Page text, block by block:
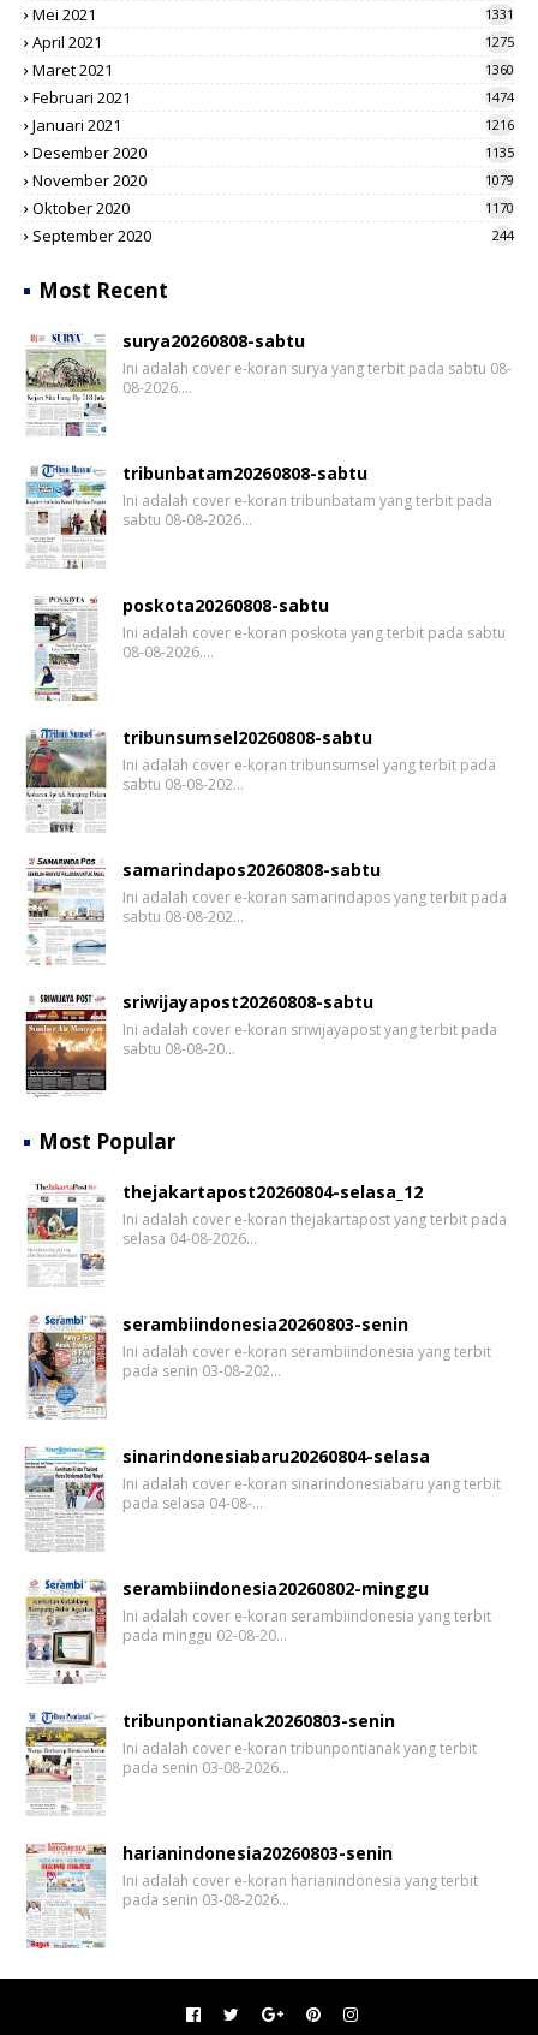
Mei 2021 1331
April 2021 1275
Maret 2021 1360
Februari 2021 1474
Januari 2021 1216
Desember 2020 1135
November 2020 1079
Oktober 2020 1170
September 2020 244
Most Recent
surya20260808-sabtu
Ini adalah cover e-koran surya yang terbit pada sabtu 08-
08-2026.…
tribunbatam20260808-sabtu
Ini adalah cover e-koran tribunbatam yang terbit pada
sabtu 08-08-2026…
poskota20260808-sabtu
Ini adalah cover e-koran poskota yang terbit pada sabtu
08-08-2026.…
tribunsumsel20260808-sabtu
Ini adalah cover e-koran tribunsumsel yang terbit pada
sabtu 08-08-202…
samarindapos20260808-sabtu
Ini adalah cover e-koran samarindapos yang terbit pada
sabtu 08-08-202…
sriwijayapost20260808-sabtu
Ini adalah cover e-koran sriwijayapost yang terbit pada
sabtu 08-08-20…
Most Popular
thejakartapost20260804-selasa_12
Ini adalah cover e-koran thejakartapost yang terbit pada
selasa 04-08-2026…
serambiindonesia20260803-senin
Ini adalah cover e-koran serambiindonesia yang terbit
pada senin 03-08-202…
sinarindonesiabaru20260804-selasa
Ini adalah cover e-koran sinarindonesiabaru yang terbit
pada selasa 04-08-…
serambiindonesia20260802-minggu
Ini adalah cover e-koran serambiindonesia yang terbit
pada minggu 02-08-20…
tribunpontianak20260803-senin
Ini adalah cover e-koran tribunpontianak yang terbit
pada senin 03-08-2026…
harianindonesia20260803-senin
Ini adalah cover e-koran harianindonesia yang terbit
pada senin 03-08-2026…